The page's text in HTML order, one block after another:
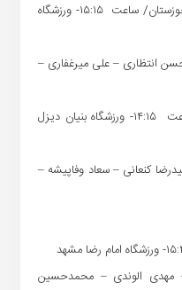
فولاد مبارکه سپاهان اصفهان- استقلال خوزستان/ ساعت ۱۵:۱۵- ورزشگاه
انتظاری – علی میرغفاری –
گسترش فولاد تبریز- سایپـا تهران/ ساعت ۱۴:۱۵- ورزشگاه بنیان دیزل
کنعانی – سعاد وفاپیشه –
الوندی – محمدحسین